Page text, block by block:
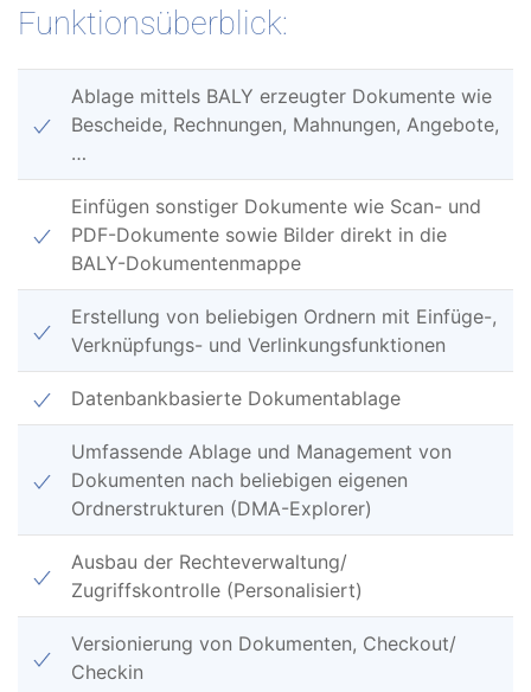
Funktionsüberblick:
Ablage mittels BALY erzeugter Dokumente wie
Bescheide, Rechnungen, Mahnungen, Angebote,
…
Einfügen sonstiger Dokumente wie Scan- und
PDF-Dokumente sowie Bilder direkt in die
BALY-Dokumentenmappe
Erstellung von beliebigen Ordnern mit Einfüge-,
Verknüpfungs- und Verlinkungsfunktionen
Datenbankbasierte Dokumentablage
Umfassende Ablage und Management von
Dokumenten nach beliebigen eigenen
Ordnerstrukturen (DMA-Explorer)
Ausbau der Rechteverwaltung/
Zugriffskontrolle (Personalisiert)
Versionierung von Dokumenten, Checkout/
Checkin